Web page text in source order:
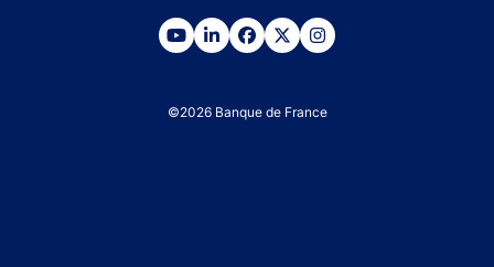
©2026 Banque de France